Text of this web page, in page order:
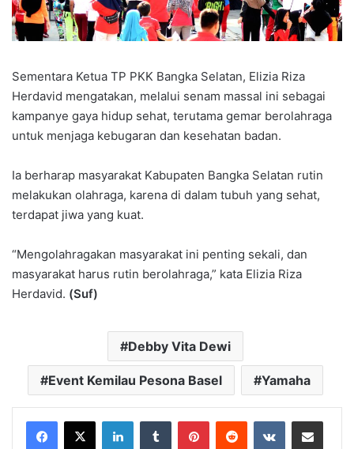
Sementara Ketua TP PKK Bangka Selatan, Elizia Riza
Herdavid mengatakan, melalui senam massal ini sebagai
kampanye gaya hidup sehat, terutama gemar berolahraga
untuk menjaga kebugaran dan kesehatan badan.
Ia berharap masyarakat Kabupaten Bangka Selatan rutin
melakukan olahraga, karena di dalam tubuh yang sehat,
terdapat jiwa yang kuat.
“Mengolahragakan masyarakat ini penting sekali, dan
masyarakat harus rutin berolahraga,” kata Elizia Riza
Herdavid. (Suf)
Debby Vita Dewi
Event Kemilau Pesona Basel Yamaha
LinkedInTumblr PinterestReddit VKontakteShare via Email